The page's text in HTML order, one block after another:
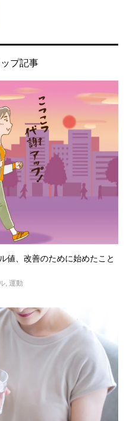
プ記事
値、改善のために始めたこと
, 運動